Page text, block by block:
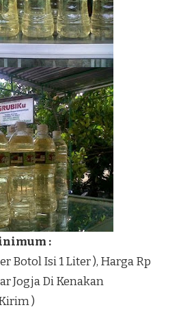
:
Botol Isi 1 Liter ), Harga Rp
Jogja Di Kenakan
)